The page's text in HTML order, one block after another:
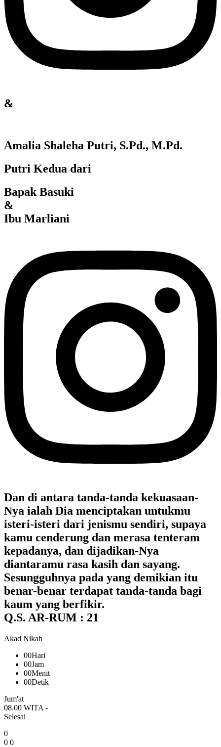
&
Amalia Shaleha Putri, S.Pd., M.Pd.
Putri Kedua dari
Bapak Basuki
&
Ibu Marliani
Dan di antara tanda-tanda kekuasaan-
Nya ialah Dia menciptakan untukmu
isteri-isteri dari jenismu sendiri, supaya
kamu cenderung dan merasa tenteram
kepadanya, dan dijadikan-Nya
diantaramu rasa kasih dan sayang.
Sesungguhnya pada yang demikian itu
benar-benar terdapat tanda-tanda bagi
kaum yang berfikir.
Q.S. AR-RUM : 21
Akad Nikah
00Hari
00Jam
00Menit
00Detik
Jum'at
08.00 WITA -
Selesai
0
0 0